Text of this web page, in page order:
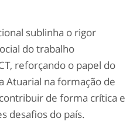
sublinha o rigor
do trabalho
reforçando o papel do
Atuarial na formação de
de forma crítica e
desafios do país.